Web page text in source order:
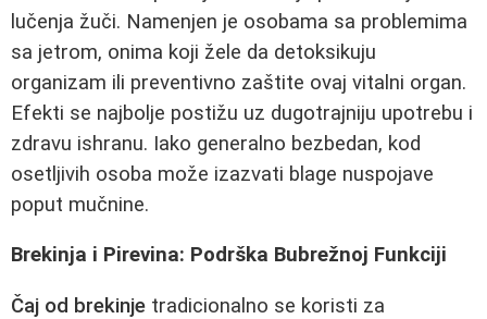
lučenja žuči. Namenjen je osobama sa problemima
sa jetrom, onima koji žele da detoksikuju
organizam ili preventivno zaštite ovaj vitalni organ.
Efekti se najbolje postižu uz dugotrajniju upotrebu i
zdravu ishranu. Iako generalno bezbedan, kod
osetljivih osoba može izazvati blage nuspojave
poput mučnine.
Brekinja i Pirevina: Podrška Bubrežnoj Funkciji
Čaj od brekinje tradicionalno se koristi za